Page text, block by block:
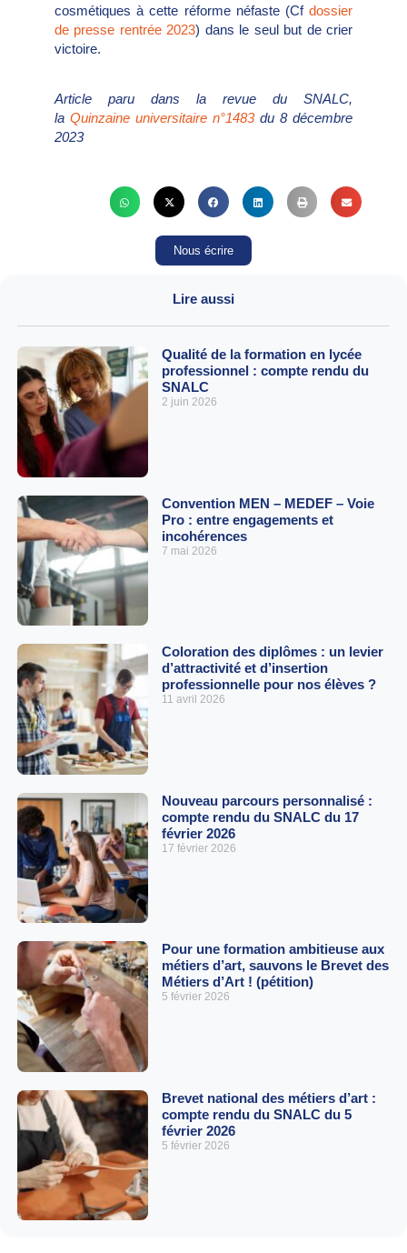
cosmétiques à cette réforme néfaste (Cf dossier
de presse rentrée 2023) dans le seul but de crier
victoire.
Article paru dans la revue du SNALC,
la Quinzaine universitaire n°1483du 8 décembre
2023
Nous écrire
Lire aussi
Qualité de la formation en lycée
professionnel : compte rendu du
SNALC
2 juin 2026
Convention MEN – MEDEF – Voie
Pro : entre engagements et
incohérences
7 mai 2026
Coloration des diplômes : un levier
d’attractivité et d’insertion
professionnelle pour nos élèves ?
11 avril 2026
Nouveau parcours personnalisé :
compte rendu du SNALC du 17
février 2026
17 février 2026
Pour une formation ambitieuse aux
métiers d’art, sauvons le Brevet des
Métiers d’Art ! (pétition)
5 février 2026
Brevet national des métiers d’art :
compte rendu du SNALC du 5
février 2026
5 février 2026